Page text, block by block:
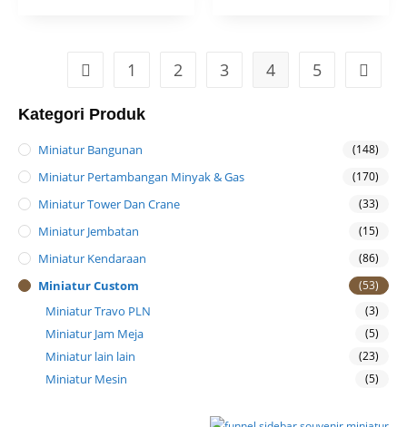
1 2 3 4 5
Kategori Produk
Miniatur Bangunan (148)
Miniatur Pertambangan Minyak & Gas (170)
Miniatur Tower Dan Crane (33)
Miniatur Jembatan (15)
Miniatur Kendaraan (86)
Miniatur Custom (53)
Miniatur Travo PLN (3)
Miniatur Jam Meja (5)
Miniatur lain lain (23)
Miniatur Mesin (5)